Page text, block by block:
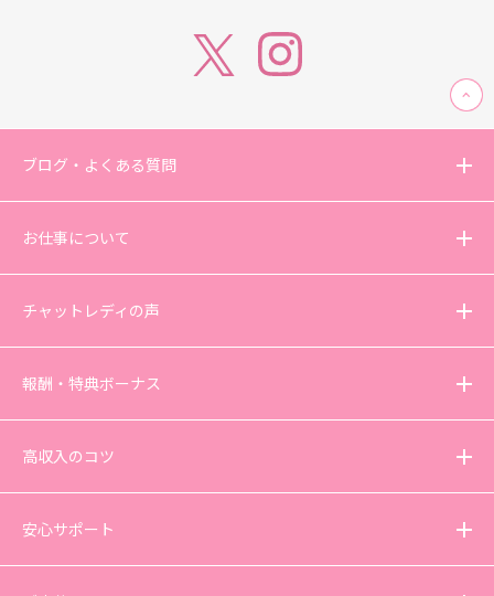
ブログ・よくある質問
お仕事について
チャットレディの声
報酬・特典ボーナス
高収入のコツ
安心サポート